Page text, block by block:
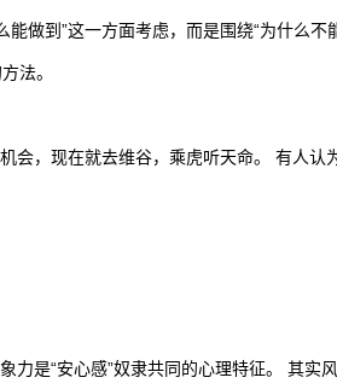
做到”这一方面考虑，而是围绕“为什么不能
法。
，现在就去维谷，乘虎听天命。 有人认
力是“安心感”奴隶共同的心理特征。 其